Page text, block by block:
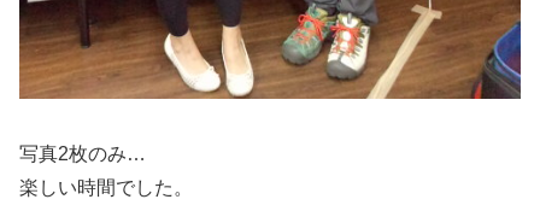
写真2枚のみ…
楽しい時間でした。